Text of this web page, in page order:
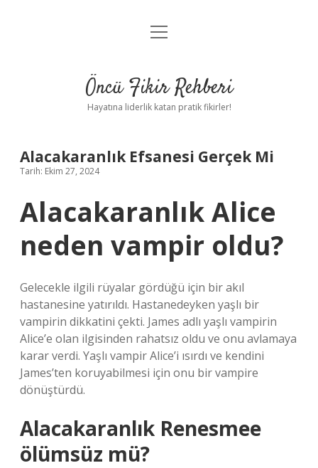
Anasayfa
Yasal Uyarı
menüyü
Öncü Fikir Rehberi
Hayatına liderlik katan pratik fikirler!
Alacakaranlık Efsanesi Gerçek Mi
Tarih: Ekim 27, 2024
Alacakaranlık Alice
neden vampir oldu?
Gelecekle ilgili rüyalar gördüğü için bir akıl
hastanesine yatırıldı. Hastanedeyken yaşlı bir
vampirin dikkatini çekti. James adlı yaşlı vampirin
Alice’e olan ilgisinden rahatsız oldu ve onu avlamaya
karar verdi. Yaşlı vampir Alice’i ısırdı ve kendini
James’ten koruyabilmesi için onu bir vampire
dönüştürdü.
Alacakaranlık Renesmee
ölümsüz mü?